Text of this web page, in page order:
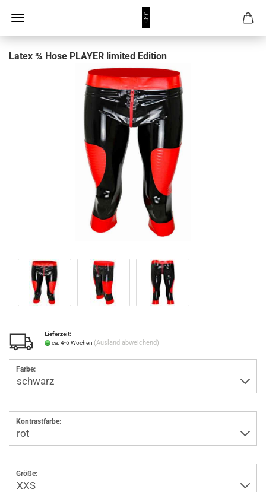
Latex ¾ Hose PLAYER limited Edition
Lieferzeit:
ca. 4-6 Wochen (Ausland abweichend)
Farbe:
Kontrastfarbe:
Größe: